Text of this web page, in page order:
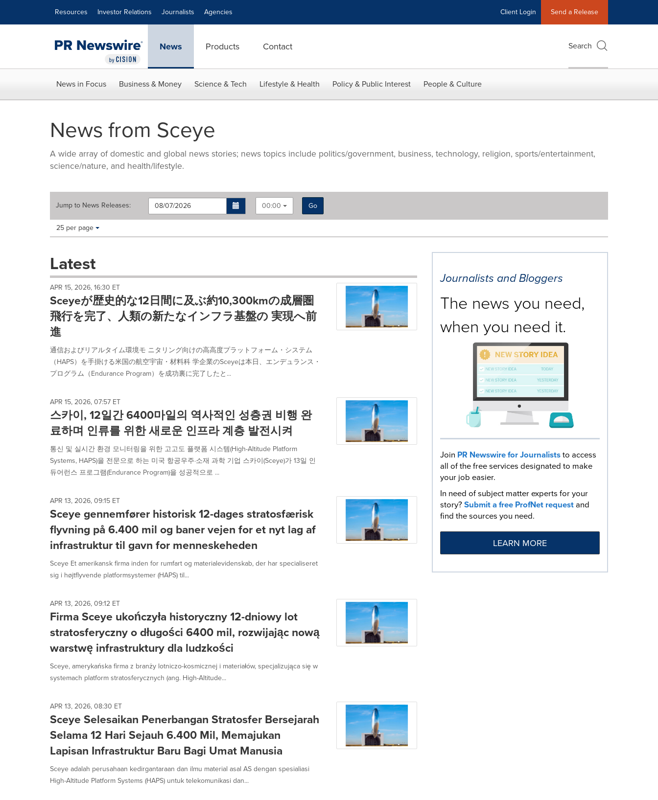
Resources Investor Relations Journalists Agencies Client Login Send a Release
News Products Contact Search
News in Focus Business & Money Science & Tech Lifestyle & Health Policy & Public Interest People & Culture
News from Sceye
A wide array of domestic and global news stories; news topics include politics/government, business, technology, religion, sports/entertainment,
science/nature, and health/lifestyle.
Jump to News Releases: 00:00
Go
Making
these
dropdown
cause
content
on
this
page
change.
News
listings
will
as
each
option
is
selected.
Items per page:
25 per page
Latest
APR 15, 2026, 16:30 ET
Sceyeが歴史的な12日間に及ぶ約10,300kmの成層圏
飛行を完了、人類の新たなインフラ基盤の 実現へ前
進
通信およびリアルタイム環境モ ニタリング向けの高高度プラットフォーム・システム
（HAPS）を手掛ける米国の航空宇宙・材料科 学企業のSceyeは本日、エンデュランス・
プログラム（Endurance Program）を成功裏に完了したと...
APR 15, 2026, 07:57 ET
스카이, 12일간 6400마일의 역사적인 성층권 비행 완
료하며 인류를 위한 새로운 인프라 계층 발전시켜
통신 및 실시간 환경 모니터링을 위한 고고도 플랫폼 시스템(High-Altitude Platform
Systems, HAPS)을 전문으로 하는 미국 항공우주·소재 과학 기업 스카이(Sceye)가 13일 인
듀어런스 프로그램(Endurance Program)을 성공적으로 ...
APR 13, 2026, 09:15 ET
Sceye gennemfører historisk 12-dages stratosfærisk
flyvning på 6.400 mil og baner vejen for et nyt lag af
infrastruktur til gavn for menneskeheden
Sceye Et amerikansk firma inden for rumfart og materialevidenskab, der har specialiseret
sig i højtflyvende platformsystemer (HAPS) til...
APR 13, 2026, 09:12 ET
Firma Sceye ukończyła historyczny 12-dniowy lot
stratosferyczny o długości 6400 mil, rozwijając nową
warstwę infrastruktury dla ludzkości
Sceye, amerykańska firma z branży lotniczo-kosmicznej i materiałów, specjalizująca się w
systemach platform stratosferycznych (ang. High-Altitude...
APR 13, 2026, 08:30 ET
Sceye Selesaikan Penerbangan Stratosfer Bersejarah
Selama 12 Hari Sejauh 6.400 Mil, Memajukan
Lapisan Infrastruktur Baru Bagi Umat Manusia
Sceye adalah perusahaan kedirgantaraan dan ilmu material asal AS dengan spesialiasi
High-Altitude Platform Systems (HAPS) untuk telekomunikasi dan...
Journalists and Bloggers
The news you need,
when you need it.
Join PR Newswire for Journaliststo access
all of the free services designated to make
your job easier.
In need of subject matter experts for your
story?Submit a free ProfNet requestand
find the sources you need.
LEARN MORE